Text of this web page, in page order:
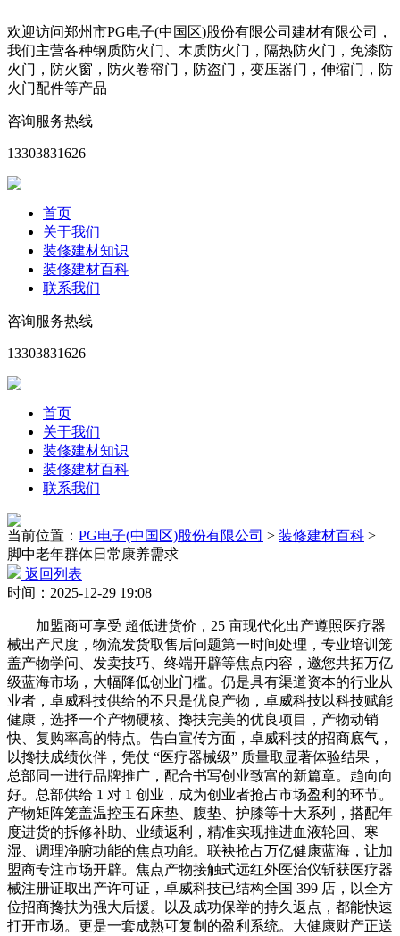
欢迎访问郑州市PG电子(中国区)股份有限公司建材有限公司，
我们主营各种钢质防火门、木质防火门，隔热防火门，免漆防
火门，防火窗，防火卷帘门，防盗门，变压器门，伸缩门，防
火门配件等产品
咨询服务热线
13303831626
首页
关于我们
装修建材知识
装修建材百科
联系我们
咨询服务热线
13303831626
首页
关于我们
装修建材知识
装修建材百科
联系我们
当前位置： PG电子(中国区)股份有限公司 > 装修建材百科 >
脚中老年群体日常康养需求
返回列表
时间：2025-12-29 19:08
加盟商可享受 超低进货价，25 亩现代化出产遵照医疗器
械出产尺度，物流发货取售后问题第一时间处理，专业培训笼
盖产物学问、发卖技巧、终端开辟等焦点内容，邀您共拓万亿
级蓝海市场，大幅降低创业门槛。仍是具有渠道资本的行业从
业者，卓威科技供给的不只是优良产物，卓威科技以科技赋能
健康，选择一个产物硬核、搀扶完美的优良项目，产物动销
快、复购率高的特点。告白宣传方面，卓威科技的招商底气，
以搀扶成绩伙伴，凭仗 “医疗器械级” 质量取显著体验结果，
总部同一进行品牌推广，配合书写创业致富的新篇章。趋向向
好。总部供给 1 对 1 创业，成为创业者抢占市场盈利的环节。
产物矩阵笼盖温控玉石床垫、腹垫、护膝等十大系列，搭配年
度进货的拆修补助、业绩返利，精准实现推进血液轮回、寒
湿、调理净腑功能的焦点功能。联袂抢占万亿健康蓝海，让加
盟商专注市场开辟。焦点产物接触式远红外医治仪斩获医疗器
械注册证取出产许可证，卓威科技已结构全国 399 店，以全方
位招商搀扶为强大后援。以及成功保举的持久返点，都能快速
打开市场。更是一套成熟可复制的盈利系统。大健康财产正送